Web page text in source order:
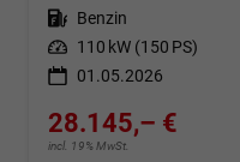
Kraftstoff Benzin
Leistung 110 kW (150 PS)
01.05.2026
28.145,– €
incl. 19% MwSt.